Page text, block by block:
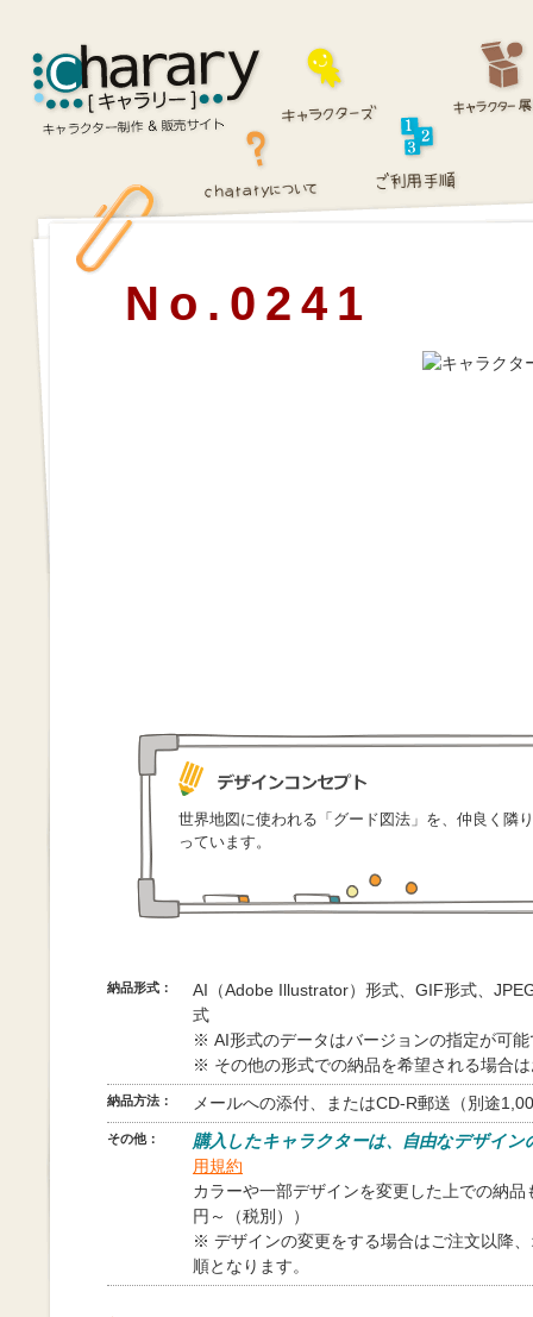
No.0241
世界地図に使われる「グード図法」を、仲良く隣
っています。
納品形式：
AI（Adobe Illustrator）形式、GIF形式、
式
※ AI形式のデータはバージョンの指定が可能
※ その他の形式での納品を希望される場合
納品方法： メールへの添付、またはCD-R郵送（別途
その他：
購入したキャラクターは、自由なデザイン
用規約
カラーや一部デザインを変更した上での納
円～（税別））
※ デザインの変更をする場合はご注文以降
順となります。